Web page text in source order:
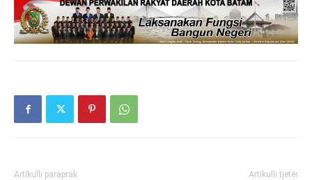
Artikulli paraprak Artikulli tjetër